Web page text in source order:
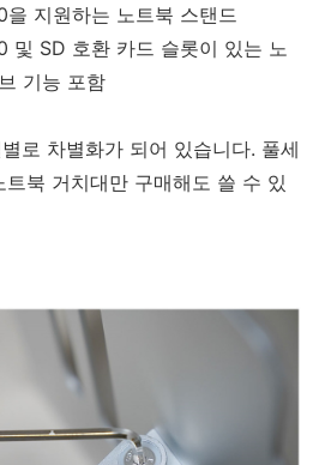
지원하는 노트북 스탠드
및 SD 호환 카드 슬롯이 있는 노
기능 포함
로 차별화가 되어 있습니다. 풀세
북 거치대만 구매해도 쓸 수 있